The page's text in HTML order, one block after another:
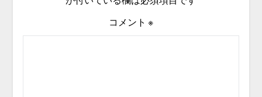
コメント ※